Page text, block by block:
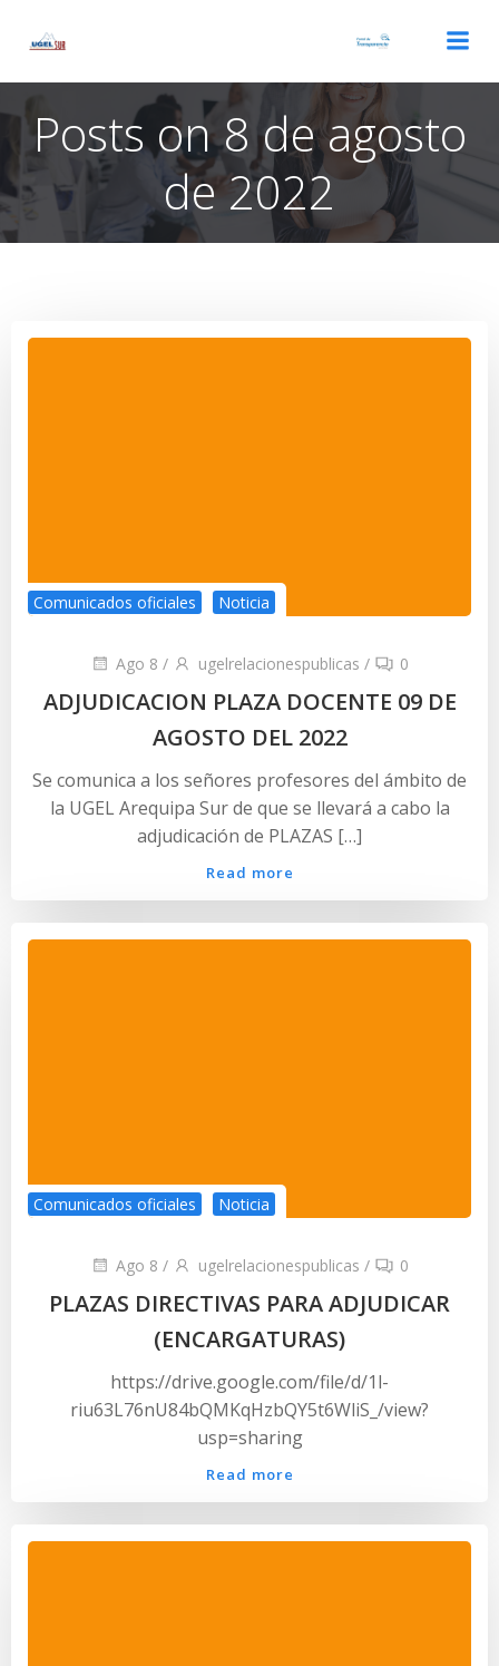
Posts on 8 de agosto
de 2022
Comunicados oficiales Noticia
Ago 8 / ugelrelacionespublicas / 0
ADJUDICACION PLAZA DOCENTE 09 DE
AGOSTO DEL 2022
Se comunica a los señores profesores del ámbito de
la UGEL Arequipa Sur de que se llevará a cabo la
adjudicación de PLAZAS […]
Read more
Comunicados oficiales Noticia
Ago 8 / ugelrelacionespublicas / 0
PLAZAS DIRECTIVAS PARA ADJUDICAR
(ENCARGATURAS)
https://drive.google.com/file/d/1l-
riu63L76nU84bQMKqHzbQY5t6WliS_/view?
usp=sharing
Read more